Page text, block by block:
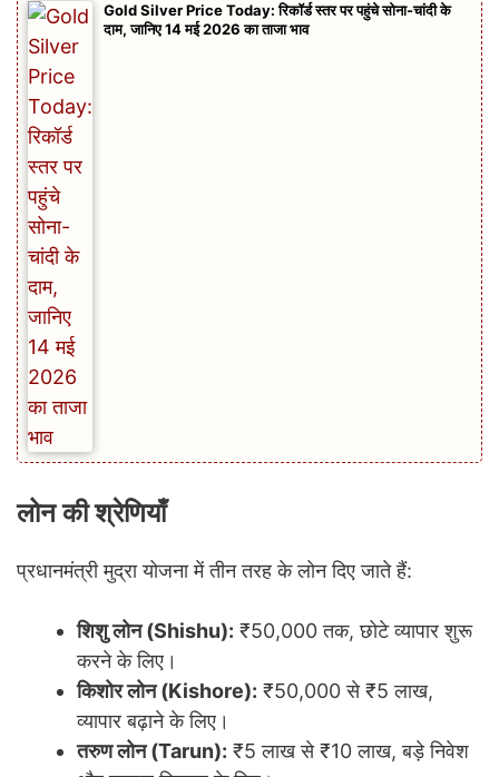
Gold Silver Price Today: रिकॉर्ड स्तर पर पहुंचे सोना-चांदी के
दाम, जानिए 14 मई 2026 का ताजा भाव
लोन की श्रेणियाँ
प्रधानमंत्री मुद्रा योजना में तीन तरह के लोन दिए जाते हैं:
शिशु लोन (Shishu): ₹50,000 तक, छोटे व्यापार शुरू
करने के लिए।
किशोर लोन (Kishore): ₹50,000 से ₹5 लाख,
व्यापार बढ़ाने के लिए।
तरुण लोन (Tarun): ₹5 लाख से ₹10 लाख, बड़े निवेश